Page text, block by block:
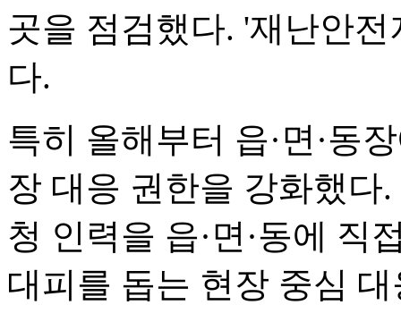
곳을 점검했다. '재난안
다.
특히 올해부터 읍·면·동
장 대응 권한을 강화했다
청 인력을 읍·면·동에 직
대피를 돕는 현장 중심